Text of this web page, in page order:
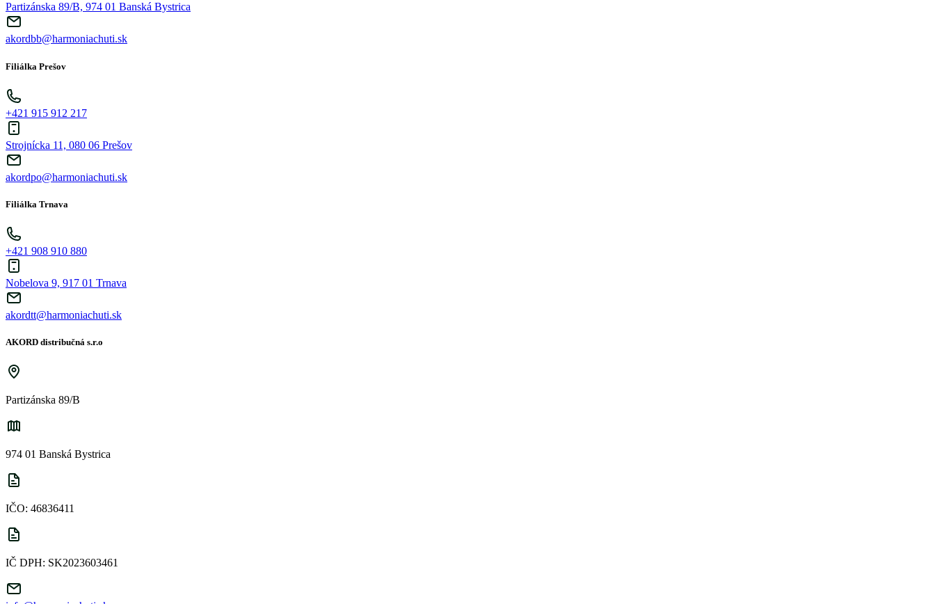
Partizánska 89/B, 974 01 Banská Bystrica
akordbb@harmoniachuti.sk
Filiálka Prešov
+421 915 912 217
Strojnícka 11, 080 06 Prešov
akordpo@harmoniachuti.sk
Filiálka Trnava
+421 908 910 880
Nobelova 9, 917 01 Trnava
akordtt@harmoniachuti.sk
AKORD distribučná s.r.o
Partizánska 89/B
974 01 Banská Bystrica
IČO: 46836411
IČ DPH: SK2023603461